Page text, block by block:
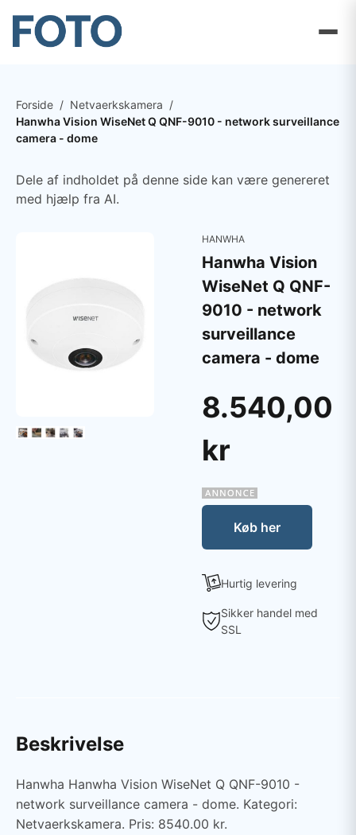
Forside / Netvaerkskamera /
Hanwha Vision WiseNet Q QNF-9010 - network surveillance
camera - dome
Dele af indholdet på denne side kan være genereret
med hjælp fra AI.
HANWHA
Hanwha Vision
WiseNet Q QNF-
9010 - network
surveillance
camera - dome
8.540,00
kr
Køb her
Hurtig levering
Sikker handel med
SSL
Beskrivelse
Hanwha Hanwha Vision WiseNet Q QNF-9010 -
network surveillance camera - dome. Kategori:
Netvaerkskamera. Pris: 8540.00 kr.